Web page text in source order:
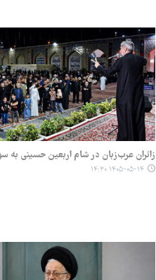
زائران عرب‌زبان در شام اربعین حسینی به
۱۴۰۵-۰۵-۱۴ ۱۴:۳۰